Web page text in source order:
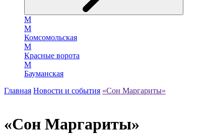
М
М
Комсомольская
М
Красные ворота
М
Бауманская
Главная Новости и события «Сон Маргариты»
«Сон Маргариты»